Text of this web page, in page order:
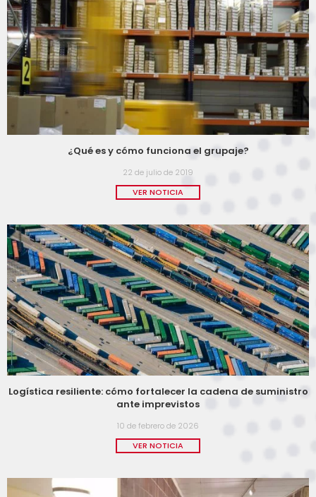
¿Qué es y cómo funciona el grupaje?
22 de julio de 2019
VER NOTICIA
Logística resiliente: cómo fortalecer la cadena de suministro
ante imprevistos
10 de febrero de 2026
VER NOTICIA